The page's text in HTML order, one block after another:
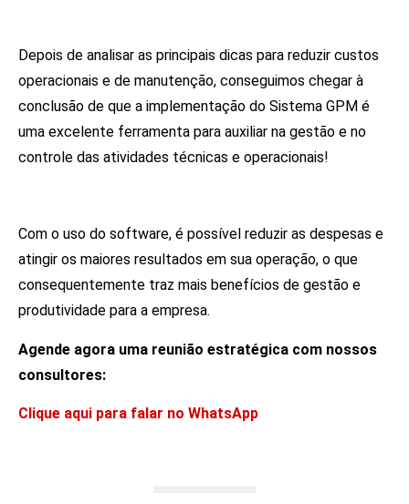
Depois de analisar as principais dicas para reduzir custos
operacionais e de manutenção, conseguimos chegar à
conclusão de que a implementação do Sistema GPM é
uma excelente ferramenta para auxiliar na gestão e no
controle das atividades técnicas e operacionais!
Com o uso do software, é possível reduzir as despesas e
atingir os maiores resultados em sua operação, o que
consequentemente traz mais benefícios de gestão e
produtividade para a empresa.
Agende agora uma reunião estratégica com nossos
consultores:
Clique aqui para falar no WhatsApp